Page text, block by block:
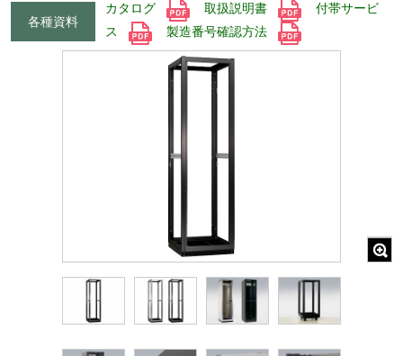
各種資料
カタログ 取扱説明書
付帯サービ
ス
製造番号確認方法